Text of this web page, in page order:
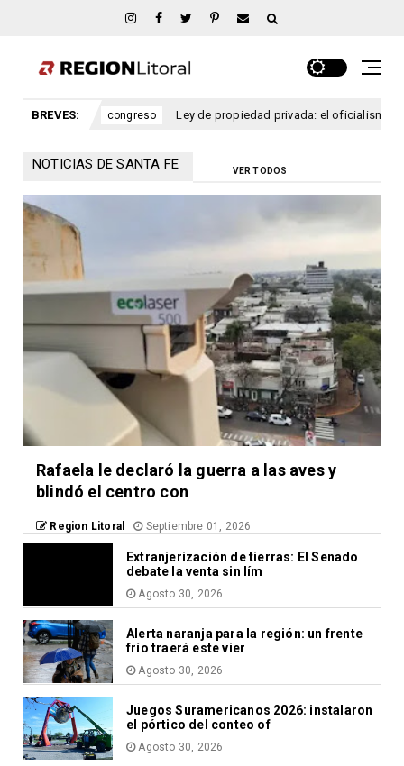
BREVES:
congreso Ley de propiedad privada: el oficialismo dio de baja el
NOTICIAS DE SANTA FE VER TODOS
Rafaela le declaró la guerra a las aves y
blindó el centro con
Region Litoral Septiembre 01, 2026
Extranjerización de tierras: El Senado
debate la venta sin lím
Agosto 30, 2026
Alerta naranja para la región: un frente
frío traerá este vier
Agosto 30, 2026
Juegos Suramericanos 2026: instalaron
el pórtico del conteo of
Agosto 30, 2026